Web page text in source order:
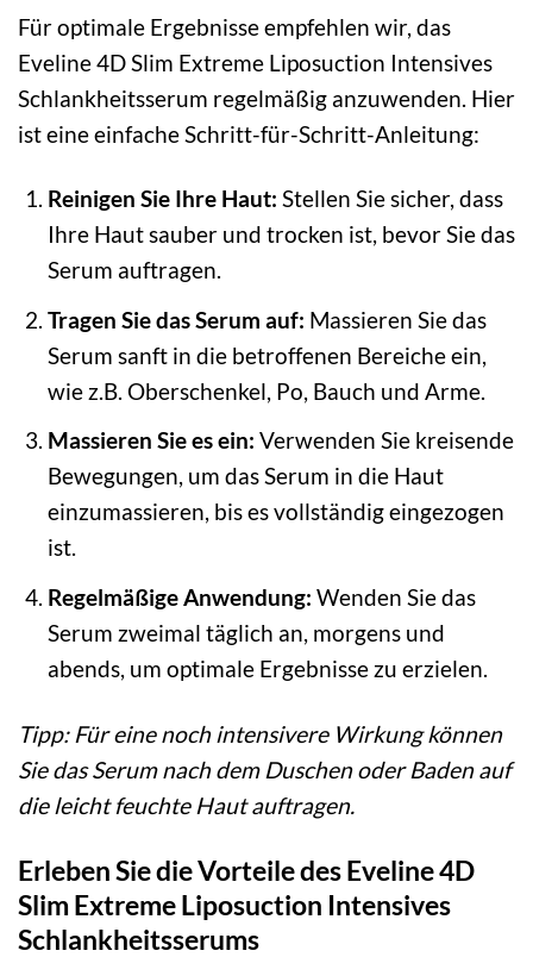
Für optimale Ergebnisse empfehlen wir, das
Eveline 4D Slim Extreme Liposuction Intensives
Schlankheitsserum regelmäßig anzuwenden. Hier
ist eine einfache Schritt-für-Schritt-Anleitung:
Reinigen Sie Ihre Haut: Stellen Sie sicher, dass
Ihre Haut sauber und trocken ist, bevor Sie das
Serum auftragen.
Tragen Sie das Serum auf: Massieren Sie das
Serum sanft in die betroffenen Bereiche ein,
wie z.B. Oberschenkel, Po, Bauch und Arme.
Massieren Sie es ein: Verwenden Sie kreisende
Bewegungen, um das Serum in die Haut
einzumassieren, bis es vollständig eingezogen
ist.
Regelmäßige Anwendung: Wenden Sie das
Serum zweimal täglich an, morgens und
abends, um optimale Ergebnisse zu erzielen.
Tipp: Für eine noch intensivere Wirkung können
Sie das Serum nach dem Duschen oder Baden auf
die leicht feuchte Haut auftragen.
Erleben Sie die Vorteile des Eveline 4D
Slim Extreme Liposuction Intensives
Schlankheitsserums